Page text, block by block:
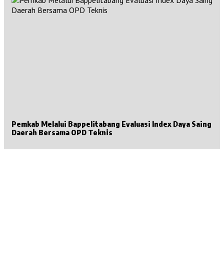
Pemkab Melalui Bappelitabang Evaluasi Index Daya Saing
Daerah Bersama OPD Teknis